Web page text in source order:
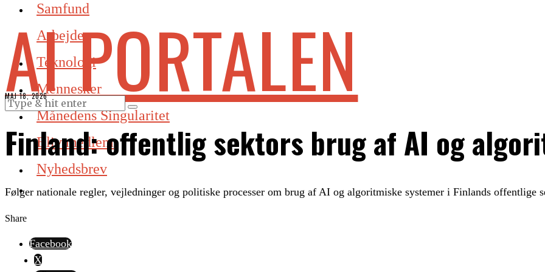
Samfund
Arbejde
Teknologi
Mennesker
Månedens Singularitet
Bliv medlem
Nyhedsbrev
AI PORTALEN
MAJ 18, 2026
Finland: offentlig sektors brug af AI og
Følger nationale regler, vejledninger og politiske processer om brug af AI og algoritmiske systemer i Finlands offentlige
Share
Facebook
X